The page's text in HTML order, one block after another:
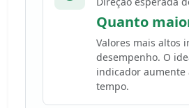
Quanto
Valores mais altos
desempenho. O
indicador aumente
tempo.